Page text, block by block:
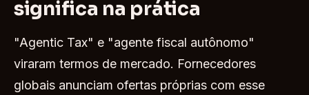
significa na prática
"Agentic Tax" e "agente fiscal autônomo"
viraram termos de mercado. Fornecedores
globais anunciam ofertas próprias com esse